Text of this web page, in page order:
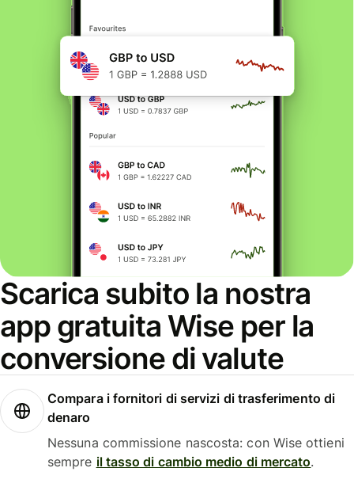
Scarica subito la nostra
app gratuita Wise per la
conversione di valute
Compara i fornitori di servizi di trasferimento di
denaro
Nessuna commissione nascosta: con Wise ottieni
sempre il tasso di cambio medio di mercato.